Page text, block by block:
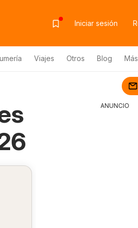
Iniciar sesión
Viajes Otros Blog Más
ANUNCIO